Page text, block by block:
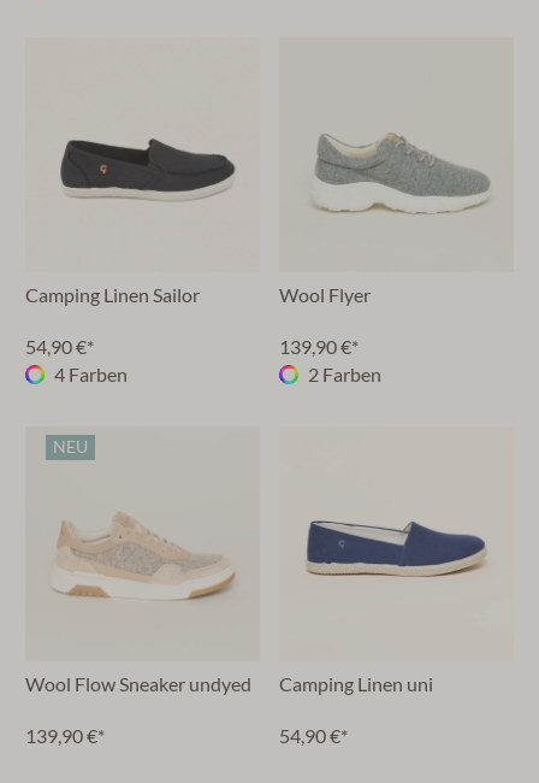
Camping Linen Sailor
54,90 €*
4 Farben
Wool Flyer
139,90 €*
2 Farben
NEU
Wool Flow Sneaker undyed
139,90 €*
Camping Linen uni
54,90 €*